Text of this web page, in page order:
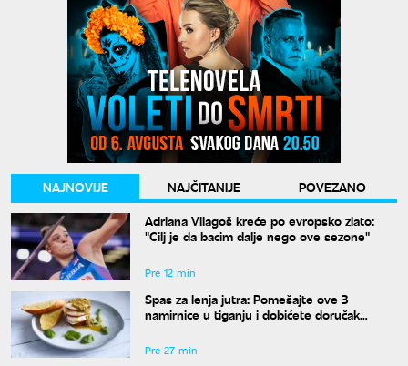
NAJNOVIJE NAJČITANIJE
POVEZANO
Adriana Vilagoš kreće po evropsko zlato:
"Cilj je da bacim dalje nego ove sezone"
Pre 12 min
Spas za lenja jutra: Pomešajte ove 3
namirnice u tiganju i dobićete doručak
Pre 27 min